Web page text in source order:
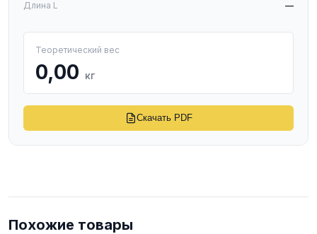
Длина L —
Теоретический вес
0,00 кг
Скачать PDF
Похожие товары